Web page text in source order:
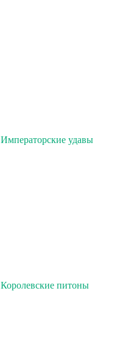
Императорские удавы
Королевские питоны